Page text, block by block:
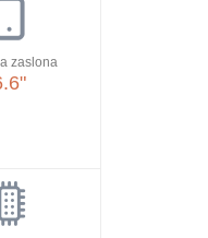
zaslona